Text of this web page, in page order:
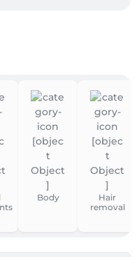
Body
Hair
removal